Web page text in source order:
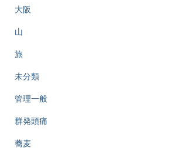
大阪
山
旅
未分類
管理一般
群発頭痛
蕎麦